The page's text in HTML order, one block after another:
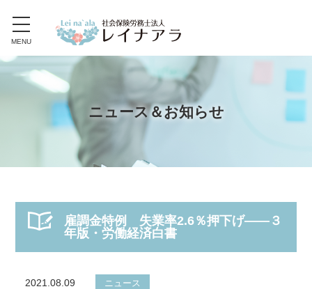
toggle
navigation
MENU
ニュース＆お知らせ
雇調金特例 失業率2.6％押下げ――３
年版・労働経済白書
2021.08.09 ニュース